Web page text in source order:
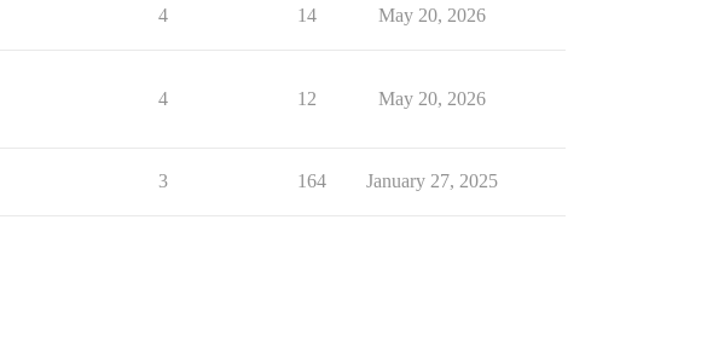
4 14 May 20, 2026
4 12 May 20, 2026
3 164 January 27, 2025